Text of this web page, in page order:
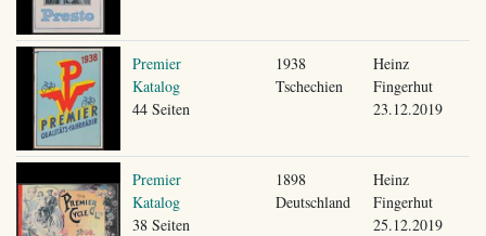
Premier
Katalog
44 Seiten
1938
Tschechien
Heinz
Fingerhut
23.12.2019
Premier
Katalog
38 Seiten
1898
Deutschland
Heinz
Fingerhut
25.12.2019